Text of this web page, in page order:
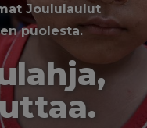
Joululaulut
puolesta.